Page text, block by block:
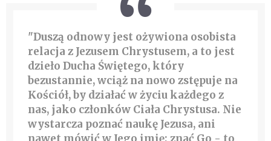
"Duszą odnowy jest ożywiona osobista
relacja z Jezusem Chrystusem, a to jest
dzieło Ducha Świętego, który
bezustannie, wciąż na nowo zstępuje na
Kościół, by działać w życiu każdego z
nas, jako członków Ciała Chrystusa. Nie
wystarcza poznać naukę Jezusa, ani